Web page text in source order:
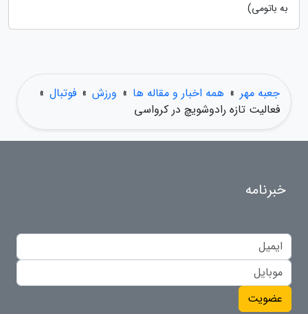
به باتومی)
جعبه مهر » همه اخبار و مقاله ها » ورزش » فوتبال »
فعالیت تازه رادوشویچ در کرواسی
خبرنامه
عضویت